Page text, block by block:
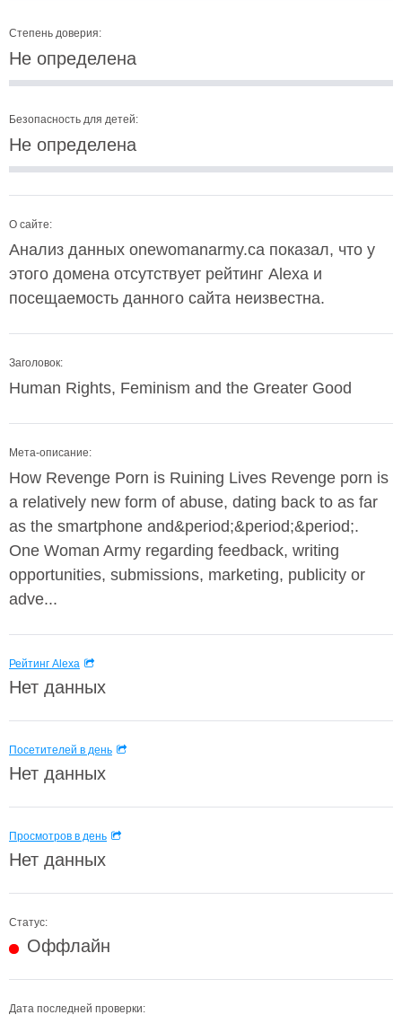
Степень доверия:
Не определена
Безопасность для детей:
Не определена
О сайте:
Анализ данных onewomanarmy.ca показал, что у
этого домена отсутствует рейтинг Alexa и
посещаемость данного сайта неизвестна.
Заголовок:
Human Rights, Feminism and the Greater Good
Мета-описание:
How Revenge Porn is Ruining Lives Revenge porn is
a relatively new form of abuse, dating back to as far
as the smartphone and&period;&period;&period;.
One Woman Army regarding feedback, writing
opportunities, submissions, marketing, publicity or
adve...
Рейтинг Alexa
Нет данных
Посетителей в день
Нет данных
Просмотров в день
Нет данных
Статус:
Оффлайн
Дата последней проверки: